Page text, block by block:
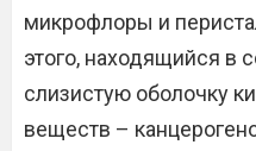
микрофлоры и
этого, находящийся в
слизистую оболочку
веществ –